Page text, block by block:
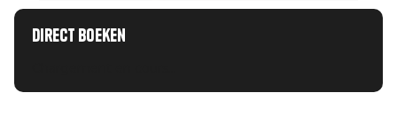
Direct boeken